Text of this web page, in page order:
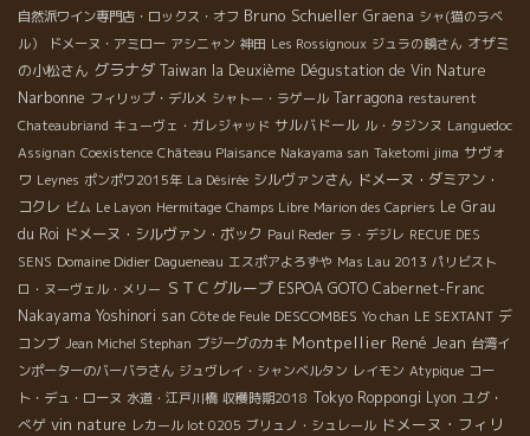
自然派ワイン専門店・ロックス・オフ Bruno Schueller Graena シャ(猫のラベ
ル）
ドメーヌ・アミロー アシニャン 神田 Les Rossignoux ジュラの鏡さん オザミ
の小松さん グラナダ Taiwan la Deuxième Dégustation de Vin Nature
Narbonne フィリップ・デルメ シャトー・ラゲール Tarragona restaurent
Chateaubriand キューヴェ・ガレジャッド サルバドール ル・タジンヌ Languedoc
Assignan Coexistence Château Plaisance Nakayama san Taketomi jima サヴォ
ワ Leynes ポンポワ2015年 La Désirée シルヴァンさん ドメーヌ・ダミアン・
コクレ ビム Le Layon Hermitage Champs Libre Marion des Capriers Le Grau
du Roi ドメーヌ・シルヴァン・ボック Paul Reder ラ・デジレ RECUE DES
SENS Domaine Didier Dagueneau エスポアよろずや Mas Lau 2013 パリビスト
ロ・ヌーヴェル・メリー ＳＴＣグループ ESPOA GOTO Cabernet-Franc
Nakayama Yoshinori san Côte de Feule DESCOMBES Yo chan LE SEXTANT デ
コンブ Jean Michel Stephan ブジーグのカキ Montpellier René Jean 台湾イ
ンポーターのバーバラさん ジュヴレイ・シャンベルタン レイモン Atypique コー
ト・デュ・ローヌ 水道・江戸川橋 収穫時期2018 Tokyo Roppongi Lyon ユグ・
べゲ vin nature レカール lot 0205 ブリュノ・シュレール ドメーヌ・フィリ